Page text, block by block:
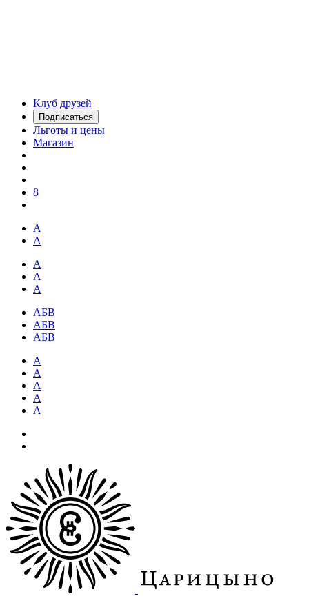
Клуб друзей
Подписаться
Льготы и цены
Магазин
8
А
А
А
А
А
АБВ
АБВ
АБВ
А
А
А
А
А